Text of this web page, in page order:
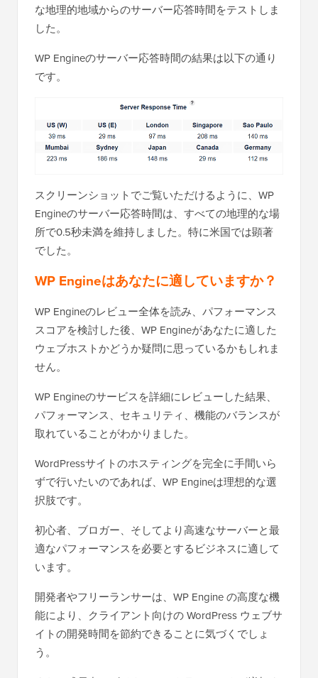
な地理的地域からのサーバー応答時間をテストしま
した。
WP Engineのサーバー応答時間の結果は以下の通り
です。
スクリーンショットでご覧いただけるように、WP
Engineのサーバー応答時間は、すべての地理的な場
所で0.5秒未満を維持しました。特に米国では顕著
でした。
WP Engineはあなたに適していますか？
WP Engineのレビュー全体を読み、パフォーマンス
スコアを検討した後、WP Engineがあなたに適した
ウェブホストかどうか疑問に思っているかもしれま
せん。
WP Engineのサービスを詳細にレビューした結果、
パフォーマンス、セキュリティ、機能のバランスが
取れていることがわかりました。
WordPressサイトのホスティングを完全に手間いら
ずで行いたいのであれば、WP Engineは理想的な選
択肢です。
初心者、ブロガー、そしてより高速なサーバーと最
適なパフォーマンスを必要とするビジネスに適して
います。
開発者やフリーランサーは、WP Engine の高度な機
能により、クライアント向けの WordPress ウェブサ
イトの開発時間を節約できることに気づくでしょ
う。